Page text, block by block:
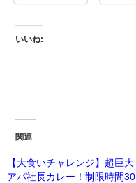
いいね:
関連
【大食いチャレンジ】超巨大
アパ社長カレー！制限時間30